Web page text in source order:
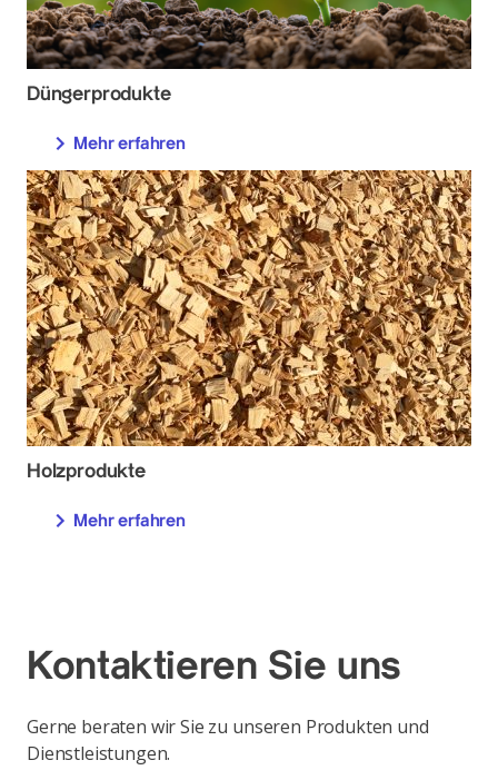
Düngerprodukte
Mehr erfahren
Holzprodukte
Mehr erfahren
Kontaktieren Sie uns
Gerne beraten wir Sie zu unseren Produkten und
Dienstleistungen.